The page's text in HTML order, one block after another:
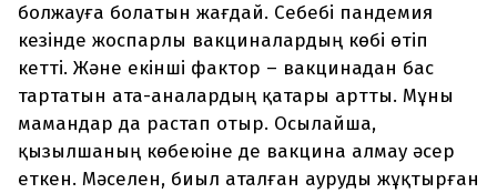
болжауға болатын жағдай. Себебі пандемия
кезінде жоспарлы вакциналардың көбі өтіп
кетті. Және екінші фактор – вакцинадан бас
тартатын ата-аналардың қатары артты. Мұны
мамандар да растап отыр. Осылайша,
қызылшаның көбеюіне де вакцина алмау әсер
еткен. Мәселен, биыл аталған ауруды жұқтырған